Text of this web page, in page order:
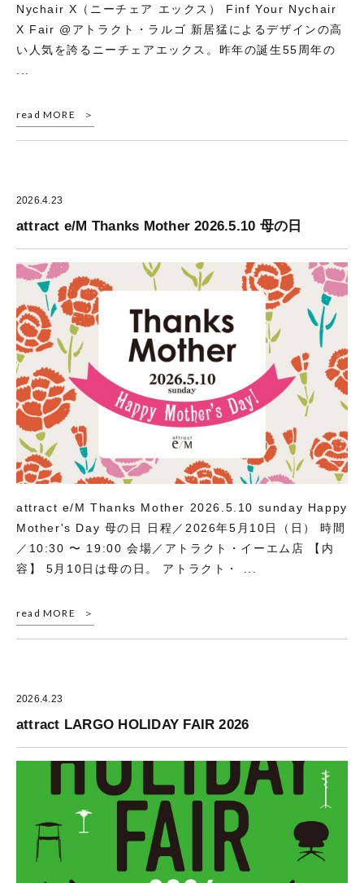
Nychair X（ニーチェア エックス） Finf Your Nychair
X Fair @アトラクト・ラルゴ 新居猛によるデザインの高
い人気を誇るニーチェアエックス。昨年の誕生55周年の
read MORE
2026.4.23
attract e/M Thanks Mother 2026.5.10 母の日
attract e/M Thanks Mother 2026.5.10 sunday Happy
Mother's Day 母の日 日程／2026年5月10日（日） 時間
／10:30 〜 19:00 会場／アトラクト・イーエム店 【内
容】 5月10日は母の日。 アトラクト・ ...
read MORE
2026.4.23
attract LARGO HOLIDAY FAIR 2026